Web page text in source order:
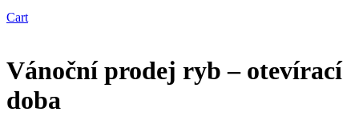
Cart
Vánoční prodej ryb – otevírací
doba